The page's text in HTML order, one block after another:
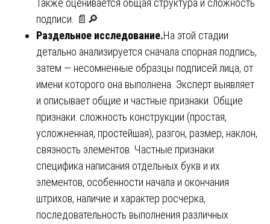
Также оценивается общая структура и сложность
подписи. 📄🔎
Раздельное исследование.На этой стадии
детально анализируется сначала спорная подпись,
затем — несомненные образцы подписей лица, от
имени которого она выполнена. Эксперт выявляет
и описывает общие и частные признаки. Общие
признаки: сложность конструкции (простая,
усложненная, простейшая), разгон, размер, наклон,
связность элементов. Частные признаки:
специфика написания отдельных букв и их
элементов, особенности начала и окончания
штрихов, наличие и характер росчерка,
последовательность выполнения различных